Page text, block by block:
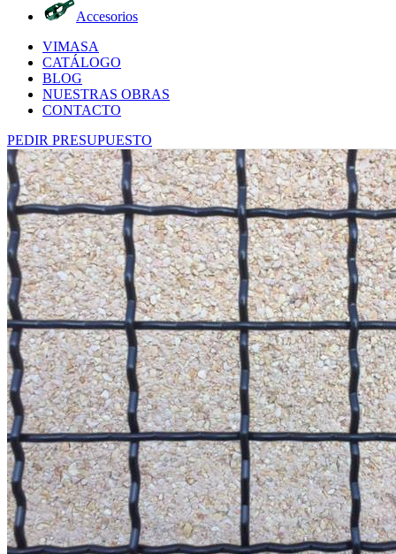
Accesorios
VIMASA
CATÁLOGO
BLOG
NUESTRAS OBRAS
CONTACTO
PEDIR PRESUPUESTO